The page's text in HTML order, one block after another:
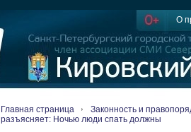
О
Главная страница
Законность и
разъясняет: Ночью люди спать должны